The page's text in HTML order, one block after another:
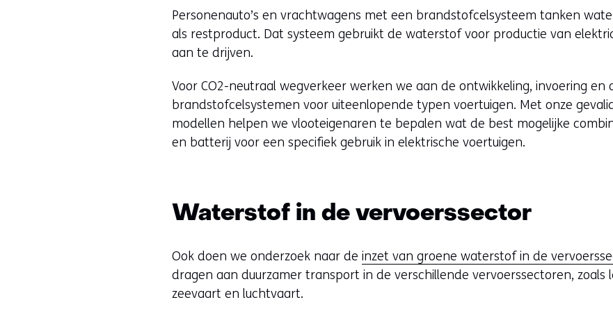
Personenauto’s en vrachtwagens met een brandstofcelsysteem tanken
als restproduct. Dat systeem gebruikt de waterstof voor productie van
aan te drijven.
Voor CO2-neutraal wegverkeer werken we aan de ontwikkeling, invoering en
brandstofcelsystemen voor uiteenlopende typen voertuigen. Met onze
modellen helpen we vlooteigenaren te bepalen wat de best mogelijke
en batterij voor een specifiek gebruik in elektrische voertuigen.
Waterstof in de vervoerssector
Ook doen we onderzoek naar deinzet van groene waterstof in de
dragen aan duurzamer transport in de verschillende vervoerssectoren, zoals
zeevaart en luchtvaart.